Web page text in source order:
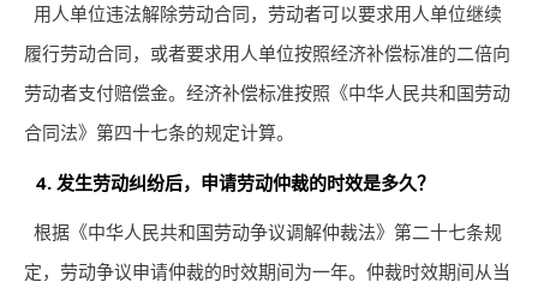
用人单位违法解除劳动合同，劳动者可以要求用人单位继续
履行劳动合同，或者要求用人单位按照经济补偿标准的二倍向
劳动者支付赔偿金。经济补偿标准按照《中华人民共和国劳动
合同法》第四十七条的规定计算。
4. 发生劳动纠纷后，申请劳动仲裁的时效是多久？
根据《中华人民共和国劳动争议调解仲裁法》第二十七条规
定，劳动争议申请仲裁的时效期间为一年。仲裁时效期间从当